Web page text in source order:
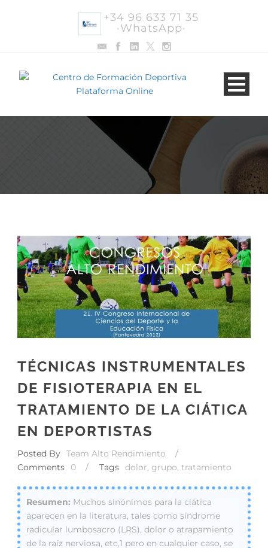
+34 96 633 71 35
·WhatsApp·
TÉCNICAS INSTRUMENTALES
DE FISIOTERAPIA EN EL
TRATAMIENTO DE LA CIÁTICA
EN DEPORTISTAS
Posted By Team Alto Rendimiento
/
Comments
0 / Tags dolor, grupo, tratamiento
Muchos sinónimos para la ciática
aparecen en la literatura, tales como síndrome
radicular lumbosacro (LRS), dolor o atrapamiento
de la raíz nerviosa, etc,1 pero en cualquier caso, se